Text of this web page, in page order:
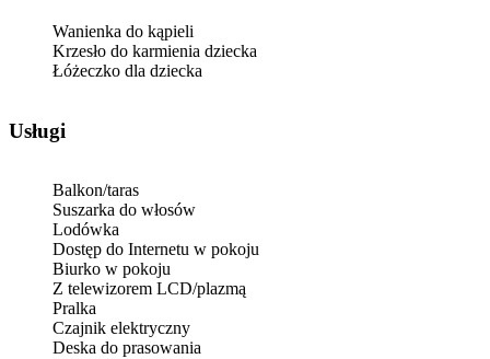
Wanienka do kąpieli
Krzesło do karmienia dziecka
Łóżeczko dla dziecka
Usługi
Balkon/taras
Suszarka do włosów
Lodówka
Dostęp do Internetu w pokoju
Biurko w pokoju
Z telewizorem LCD/plazmą
Pralka
Czajnik elektryczny
Deska do prasowania